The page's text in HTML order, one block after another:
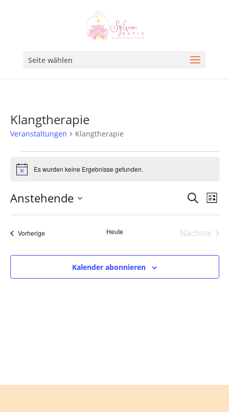
Seite wählen
Klangtherapie
Veranstaltungen Klangtherapie
HinweisEs wurden keine Ergebnisse gefunden.
Suche
und
SucheListe
Anstehende
Datum
wählen.
VorherigeVeranstaltungen Heute
Nächste
Kalender abonnieren